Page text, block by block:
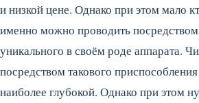
и низкой цене. Однако при этом мало
именно можно проводить
уникального в своём роде аппарата.
посредством такового
наиболее глубокой. Однако при этом